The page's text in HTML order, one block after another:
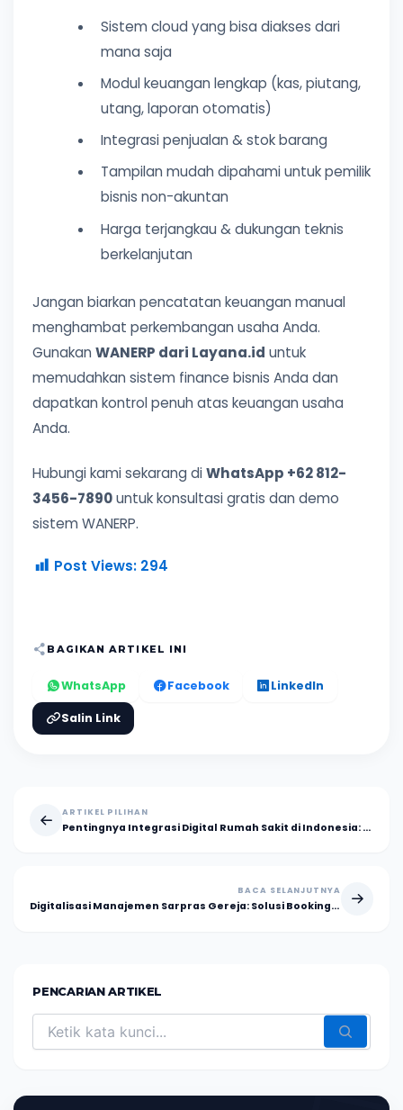
Sistem cloud yang bisa diakses dari
mana saja
Modul keuangan lengkap (kas, piutang,
utang, laporan otomatis)
Integrasi penjualan & stok barang
Tampilan mudah dipahami untuk pemilik
bisnis non-akuntan
Harga terjangkau & dukungan teknis
berkelanjutan
Jangan biarkan pencatatan keuangan manual
menghambat perkembangan usaha Anda.
GunakanWANERP dari Layana.id untuk
memudahkan sistem finance bisnis Anda dan
dapatkan kontrol penuh atas keuangan usaha
Anda.
Hubungi kami sekarang diWhatsApp +62 812-
3456-7890untuk konsultasi gratis dan demo
sistem WANERP.
Post Views: 294
BAGIKAN ARTIKEL INI
WhatsApp Facebook LinkedIn
Salin Link
ARTIKEL PILIHAN
Pentingnya Integrasi Digital Rumah Sakit di Indonesia: Bukan Sekadar Teknologi, Tapi Kebutuhan Mendesak
BACA SELANJUTNYA
Digitalisasi Manajemen Sarpras Gereja: Solusi Booking Ruangan Efisien & Otomatis
PENCARIAN ARTIKEL